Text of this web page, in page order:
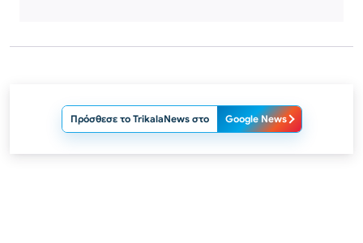
Πρόσθεσε το TrikalaNews στο Google News